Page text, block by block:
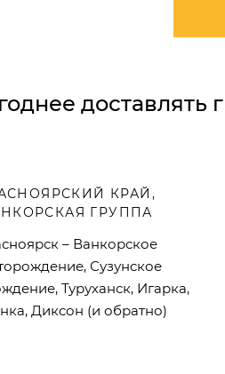
доставлять
КРАЙ,
ГРУППА
– Ванкорское
Сузунское
Туруханск, Игарка,
Диксон (и обратно)